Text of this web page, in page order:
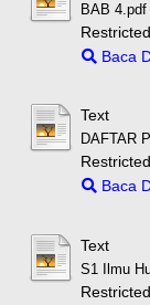
BAB 4.pdf
Baca
Text
DAFTAR
Baca
Text
S1 Ilmu